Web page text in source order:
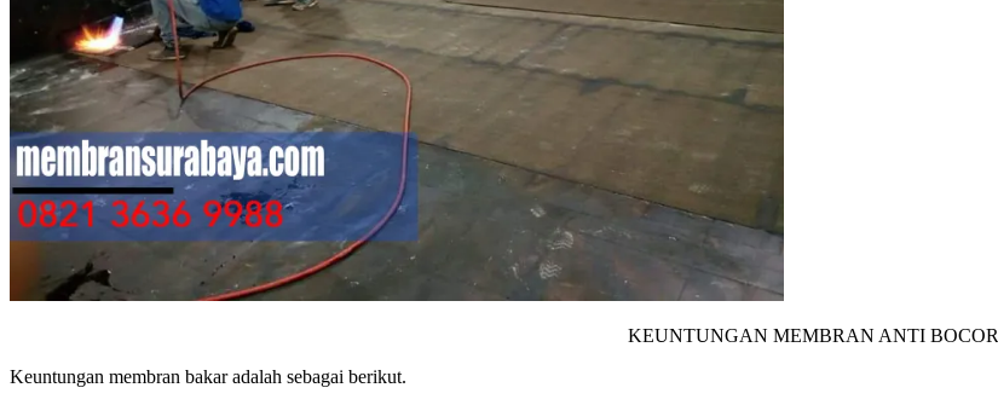
KEUNTUNGAN MEMBRAN ANTI BOCOR
Keuntungan membran bakar adalah sebagai berikut.